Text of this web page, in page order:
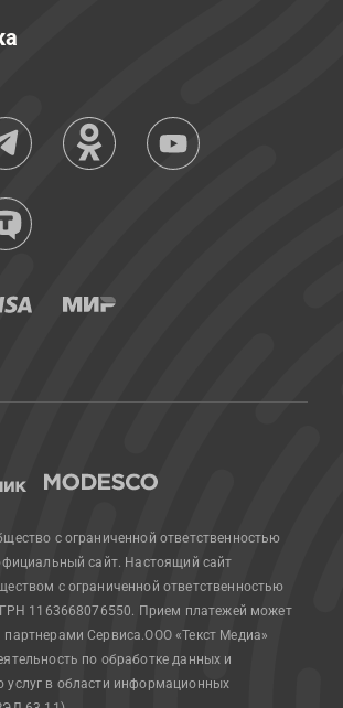
с ограниченной ответственностью
сайт. Настоящий сайт
с ограниченной ответственностью
1163668076550. Прием платежей может
партнерами Сервиса.ООО «Текст Медиа»
по обработке данных и
услуг в области информационных